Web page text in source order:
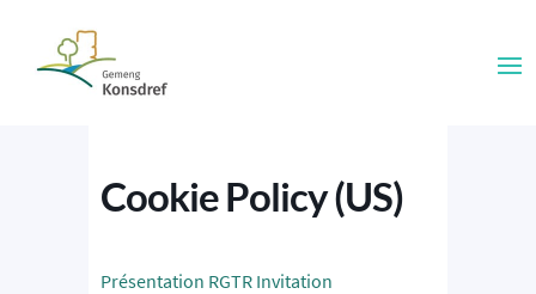
Cookie Policy (US)
Présentation RGTR Invitation